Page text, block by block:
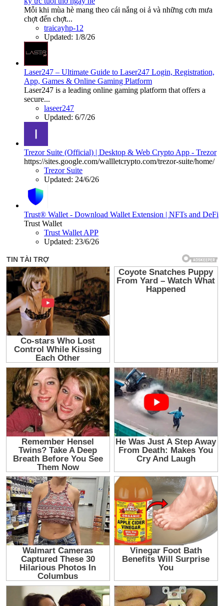
Mỗi khi mùa hè mang theo cái nắng oi ả và những cơn mưa
chợt đến chợt...
traicayhp-12
Updated: 1/8/26
Laser247 – Ultimate Guide to Laser247 Login, Registration,
App, Games & Online Gaming Platform
Laser247 is a leading online gaming platform that offers a
secure...
laseer247
Updated: 6/7/26
Trezor Suite (Official) | Desktop & Web Crypto App - Trezor
https://sites.google.com/wallletcrypto.com/trezor-suite/home/
Trezor Suite
Updated: 24/6/26
Trust® Wallet - Download Wallet Extension | NFTs and DeFi
Trust Wallet
Trust Wallet APP
Updated: 23/6/26